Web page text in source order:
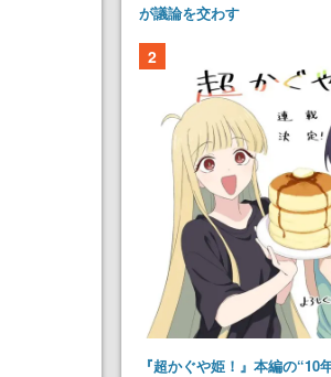
が議論を交わす
2
『超かぐや姫！』本編の“10